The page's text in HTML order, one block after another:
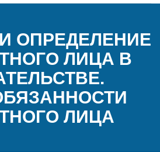
ОПРЕДЕЛЕНИЕ
ЛИЦА В
ЛИЦА